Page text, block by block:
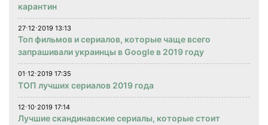
карантин
27⋅12⋅2019 13:13
Топ фильмов и сериалов, которые чаще всего
запрашивали украинцы в Google в 2019 году
01⋅12⋅2019 17:35
ТОП лучших сериалов 2019 года
12⋅10⋅2019 17:14
Лучшие скандинавские сериалы, которые стоит